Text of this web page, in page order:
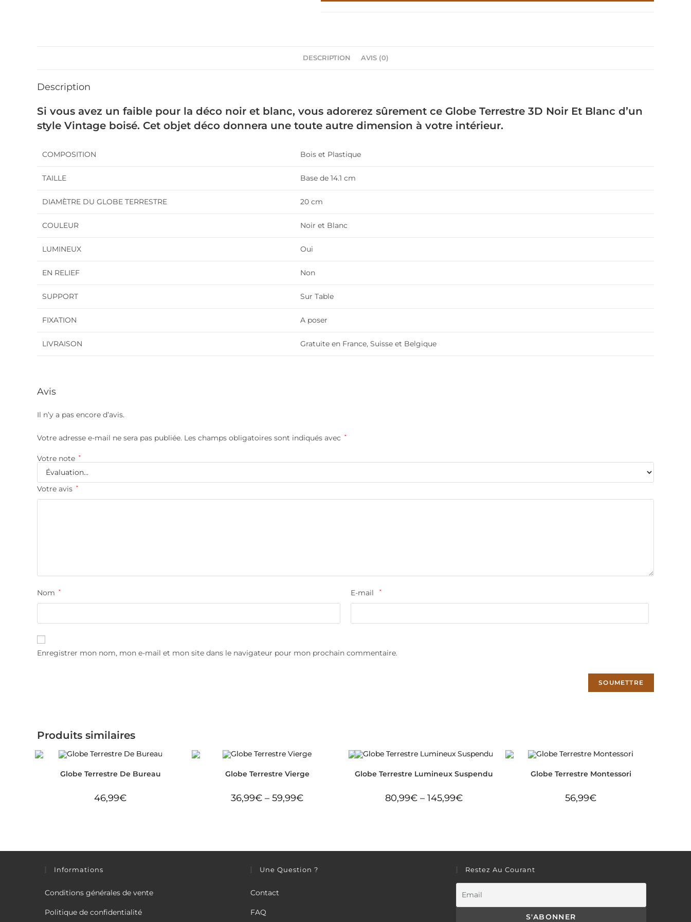
DESCRIPTION AVIS (0)
Description
Si vous avez un faible pour la déco noir et blanc, vous adorerez sûrement ce Globe Terrestre 3D Noir Et Blanc d’un
style Vintage boisé. Cet objet déco donnera une toute autre dimension à votre intérieur.
COMPOSITION Bois et Plastique
TAILLE Base de 14.1 cm
DIAMÈTRE DU GLOBE TERRESTRE 20 cm
COULEUR Noir et Blanc
LUMINEUX Oui
EN RELIEF Non
SUPPORT Sur Table
FIXATION A poser
LIVRAISON Gratuite en France, Suisse et Belgique
Avis
Il n’y a pas encore d’avis.
Votre adresse e-mail ne sera pas publiée. Les champs obligatoires sont indiqués avec *
Votre note *
Votre avis *
Nom * E-mail *
Enregistrer mon nom, mon e-mail et mon site dans le navigateur pour mon prochain commentaire.
Produits similaires
Globe Terrestre De Bureau
46,99€
Globe Terrestre Vierge
36,99€ – 59,99€
Globe Terrestre Lumineux Suspendu
80,99€ – 145,99€
Globe Terrestre Montessori
56,99€
Informations
Conditions générales de vente
Politique de confidentialité
Une Question ?
Contact
FAQ
Restez Au Courant